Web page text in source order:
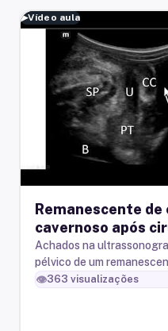
▶Vídeo aula
Remanescente de
cavernoso após
redesignização
Achados na
Achados na
pélvico de um
cavernoso após cirurgia
👁️363 visualizações